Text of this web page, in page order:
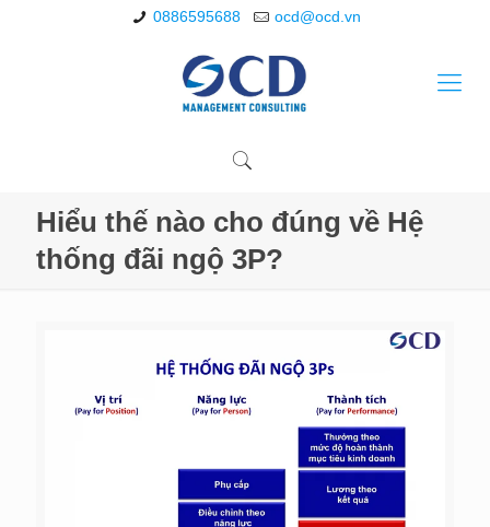
0886595688 ocd@ocd.vn
Hiểu thế nào cho đúng về Hệ
thống đãi ngộ 3P?